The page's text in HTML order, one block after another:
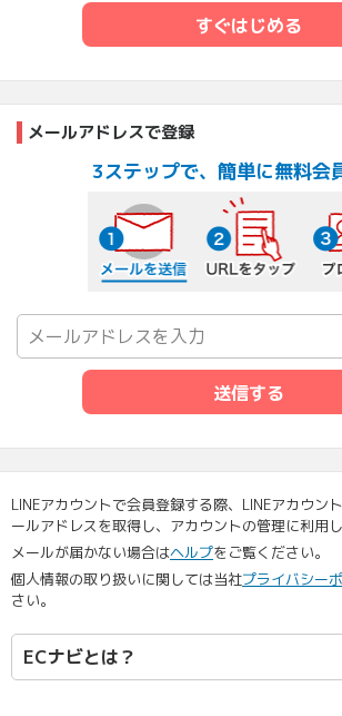
すぐはじめる
メールアドレスで登録
3ステップで、簡単に無料会
メールを送信する
送信する
LINEアカウントで会員登録する際、LINEアカウン
ールアドレスを取得し、アカウントの管理に利用し
メールが届かない場合はヘルプをご覧ください。
個人情報の取り扱いに関しては当社プライバシー
さい。
ECナビとは？